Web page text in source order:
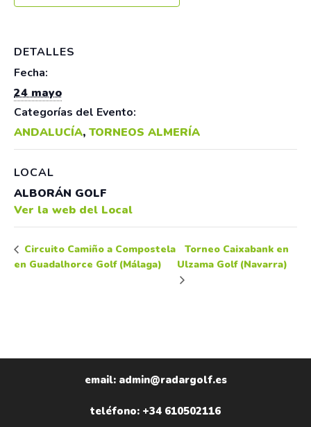
DETALLES
Fecha:
24 mayo
Categorías del Evento:
ANDALUCÍA, TORNEOS ALMERÍA
LOCAL
ALBORÁN GOLF
Ver la web del Local
Circuito Camiño a Compostela
en Guadalhorce Golf (Málaga)
Torneo Caixabank en
Ulzama Golf (Navarra)
email: admin@radargolf.es
teléfono: +34 610502116